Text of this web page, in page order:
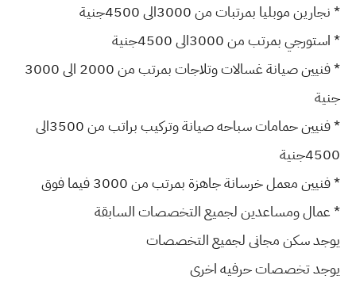
* نجارين موبليا بمرتبات من 3000الى 4500جنية
* استورجي بمرتب من 3000الى 4500جنية
* فنيين صيانة غسالات وتلاجات بمرتب من 2000 الى 3000
جنية
* فنيين حمامات سباحه صيانة وتركيب براتب من 3500الى
4500جنية
* فنيين معمل خرسانة جاهزة بمرتب من 3000 فيما فوق
* عمال ومساعدين لجميع التخصصات السابقة
يوجد سكن مجانى لجميع التخصصات
يوجد تخصصات حرفيه اخرى